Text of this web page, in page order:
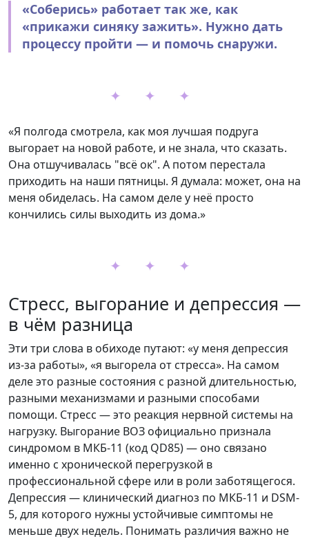
«Соберись» работает так же, как
«прикажи синяку зажить». Нужно дать
процессу пройти — и помочь снаружи.
✦ ✦ ✦
«Я полгода смотрела, как моя лучшая подруга
выгорает на новой работе, и не знала, что сказать.
Она отшучивалась "всё ок". А потом перестала
приходить на наши пятницы. Я думала: может, она на
меня обиделась. На самом деле у неё просто
кончились силы выходить из дома.»
✦ ✦ ✦
Стресс, выгорание и депрессия —
в чём разница
Эти три слова в обиходе путают: «у меня депрессия
из-за работы», «я выгорела от стресса». На самом
деле это разные состояния с разной длительностью,
разными механизмами и разными способами
помощи. Стресс — это реакция нервной системы на
нагрузку. Выгорание ВОЗ официально признала
синдромом в МКБ-11 (код QD85) — оно связано
именно с хронической перегрузкой в
профессиональной сфере или в роли заботящегося.
Депрессия — клинический диагноз по МКБ-11 и DSM-
5, для которого нужны устойчивые симптомы не
меньше двух недель. Понимать различия важно не